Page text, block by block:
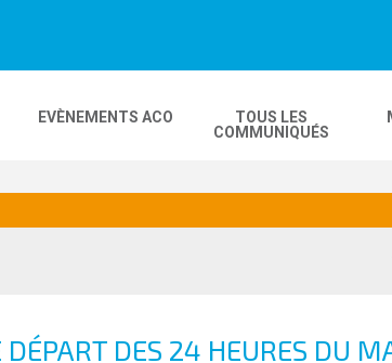
EVÈNEMENTS ACO
TOUS LES
COMMUNIQUÉS
DES 24 HEURES DU